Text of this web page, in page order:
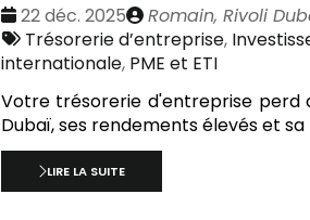
Date
:
22 déc. 2025
Publié
par
Romain, Rivoli
Tags
:
Trésorerie d’entreprise,
internationale, PME et ETI
Votre trésorerie d'entreprise perd
Dubaï, ses rendements élevés et
LIRE LA SUITE